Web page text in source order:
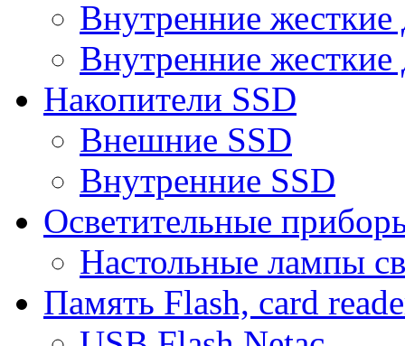
Внутренние
Внутренние
Накопители SSD
Внешние SSD
Внутренние SSD
Осветительные
Настольные лампы
Память Flash, card